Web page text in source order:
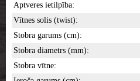
Aptveres ietilpība:
Vītnes solis (twist):
Stobra garums (cm):
Stobra diametrs (mm):
Stobra vītne: